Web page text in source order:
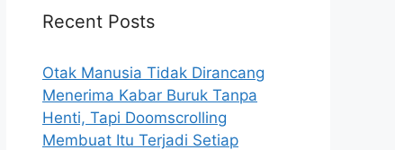
f
r
:
Recent Posts
Otak Manusia Tidak Dirancang
Menerima Kabar Buruk Tanpa
Henti, Tapi Doomscrolling
Membuat Itu Terjadi Setiap